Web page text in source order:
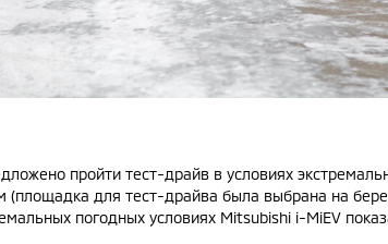
пройти тест-драйв в условиях
для тест-драйва была выбрана на
погодных условиях Mitsubishi i-MiEV